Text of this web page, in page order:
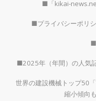
■「kikai-
■プライバシーポリ
■2025年（年間）の人気
世界の建設機械トップ50
縮小傾向